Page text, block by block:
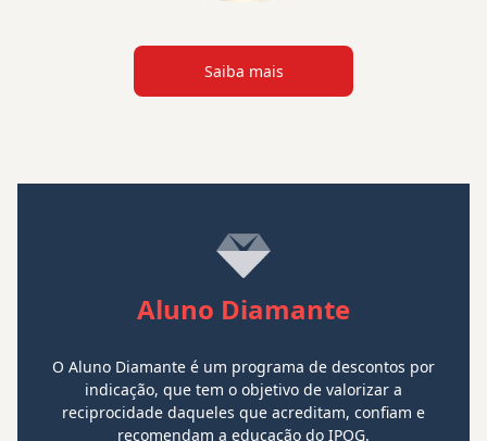
Saiba mais
Aluno Diamante
O Aluno Diamante é um programa de descontos por
indicação, que tem o objetivo de valorizar a
reciprocidade daqueles que acreditam, confiam e
recomendam a educação do IPOG.